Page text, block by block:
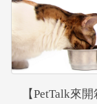
【PetTalk來